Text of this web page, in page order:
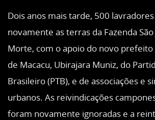
Dois anos mais tarde, 500
novamente as terras da Fazenda São
Morte, com o apoio do novo prefeito
de Macacu, Ubirajara Muniz, do
Brasileiro (PTB), e de associações e
urbanos. As reivindicações
foram novamente ignoradas e a